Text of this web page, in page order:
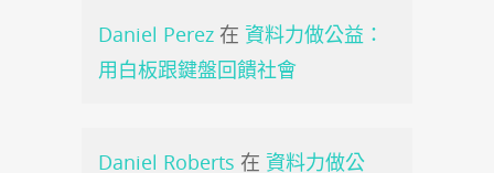
Daniel Perez 在 資料力做公益：
用白板跟鍵盤回饋社會
Daniel Roberts 在 資料力做公